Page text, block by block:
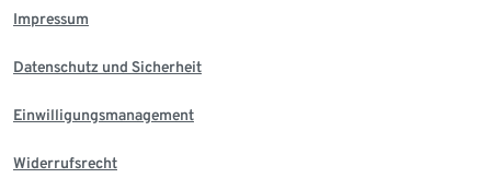
Impressum
Datenschutz und Sicherheit
Einwilligungsmanagement
Widerrufsrecht